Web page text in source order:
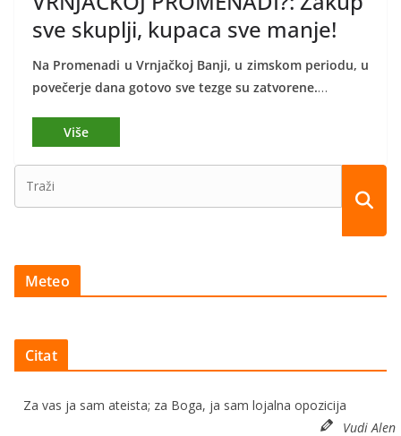
sve skuplji, kupaca sve manje!
Na Promenadi u Vrnjačkoj Banji, u zimskom periodu, u
povečerje dana gotovo sve tezge su zatvorene.…
Meteo
Citat
Za vas ja sam ateista; za Boga, ja sam lojalna opozicija
Vudi Alen